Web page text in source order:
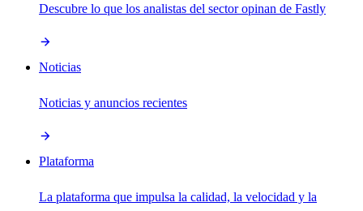
Descubre lo que los analistas del sector opinan de Fastly
Noticias
Noticias y anuncios recientes
Plataforma
La plataforma que impulsa la calidad, la velocidad y la